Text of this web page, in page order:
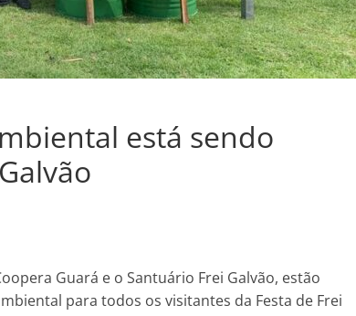
está sendo
Guará e o Santuário Frei Galvão, estão
para todos os visitantes da Festa de Frei